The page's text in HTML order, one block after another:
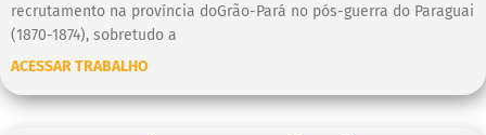
recrutamento na província doGrão-Pará no pós-guerra do Paraguai
(1870-1874), sobretudo a
ACESSAR TRABALHO